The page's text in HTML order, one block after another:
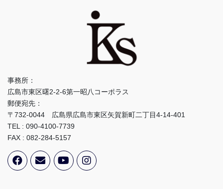
事務所：
広島市東区曙2-2-6第一昭八コーポラス
郵便宛先：
〒732-0044 広島県広島市東区矢賀新町二丁目4-14-401
TEL : 090-4100-7739
FAX : 082-284-5157